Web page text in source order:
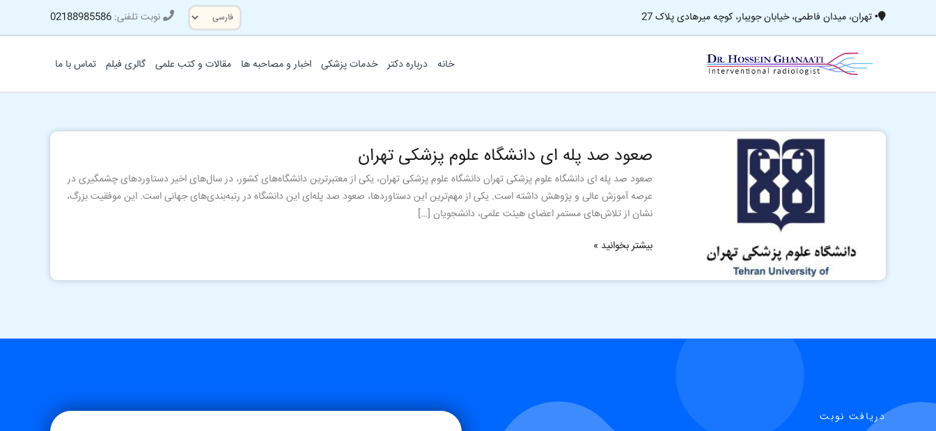
• تهران، میدان فاطمی، خیابان جویبار، کوچه میرهادی پلاک 27
یک
زبان
کنید
نوبت تلفنی: 02188985586
خانه درباره دکتر خدمات پزشکی اخبار و مصاحبه ها مقالات و کتب علمی گالری فیلم تماس با ما
صعود صد پله ای دانشگاه علوم پزشکی تهران
صعود صد پله ای دانشگاه علوم پزشکی تهران دانشگاه علوم پزشکی تهران، یکی از معتبرترین دانشگاه‌های کشور، در سال‌های اخیر دستاوردهای چشمگیری در
عرصه آموزش عالی و پژوهش داشته است. یکی از مهم‌ترین این دستاوردها، صعود صد پله‌ای این دانشگاه در رتبه‌بندی‌های جهانی است. این موفقیت بزرگ،
نشان از تلاش‌های مستمر اعضای هیئت علمی، دانشجویان […]
صد
پله
ای
دانشگاه
پزشکی
بیشتر بخوانید »
دریافت نوبت